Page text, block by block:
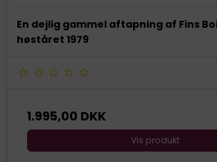
En dejlig gammel aftapning af Fins
høståret 1979
1.995,00 DKK
Vis produkt